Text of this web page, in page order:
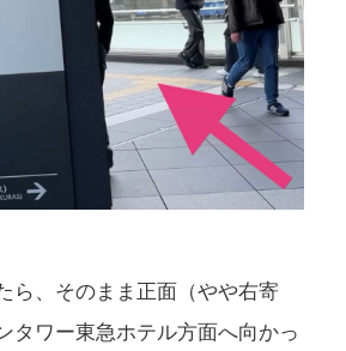
ら、そのまま正面（やや右寄
タワー東急ホテル方面へ向かっ